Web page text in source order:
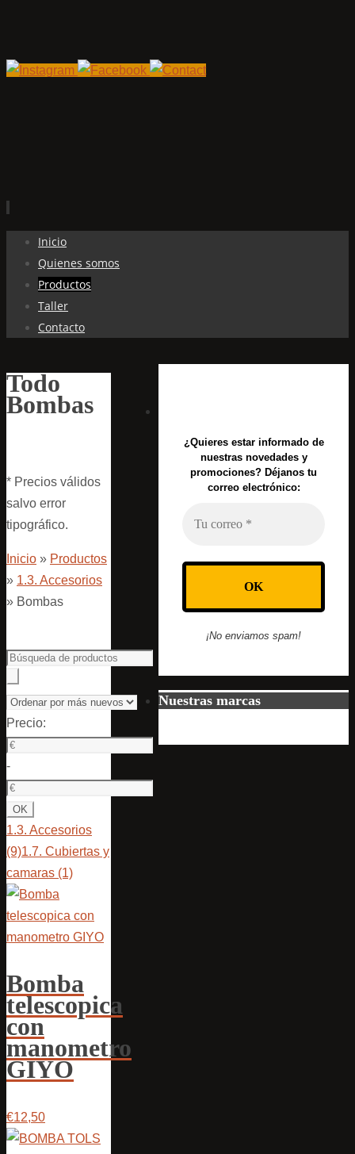
contenido
Inicio
Quienes somos
Productos
Taller
Contacto
Todo
Bombas
* Precios válidos
salvo error
tipográfico.
Inicio » Productos
» 1.3. Accesorios
» Bombas
Precio:
-
1.3. Accesorios
(9)1.7. Cubiertas y
camaras (1)
Bomba
telescopica
con
manometro
GIYO
€12,50
¿Quieres estar informado de
nuestras novedades y
promociones? Déjanos tu
correo electrónico:
¡No enviamos spam!
Nuestras marcas